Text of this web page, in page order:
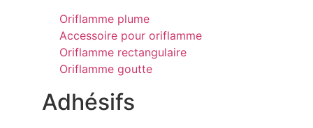
Oriflamme plume
Accessoire pour oriflamme
Oriflamme rectangulaire
Oriflamme goutte
Adhésifs